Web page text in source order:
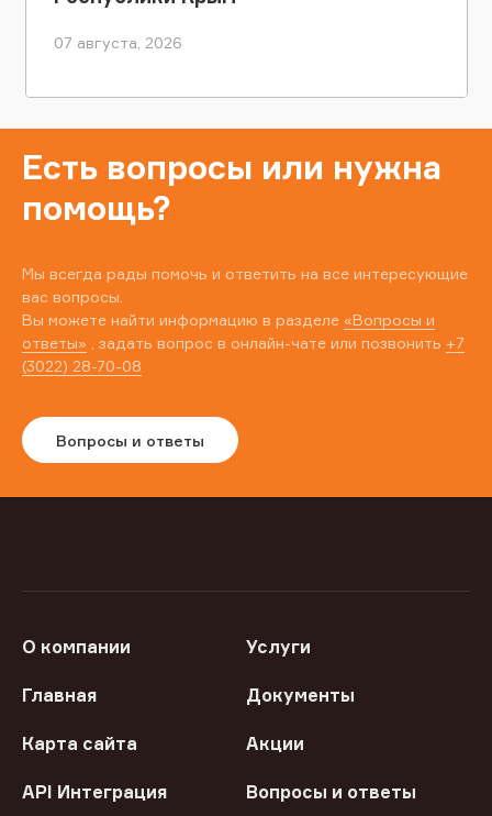
07 августа, 2026
Есть вопросы или нужна
помощь?
Мы всегда рады помочь и ответить на все интересующие
вас вопросы.
Вы можете найти информацию в разделе «Вопросы и
ответы» , задать вопрос в онлайн-чате или позвонить +7
(3022) 28-70-08
Вопросы и ответы
О компании Услуги
Главная Документы
Карта сайта Акции
API Интеграция Вопросы и ответы